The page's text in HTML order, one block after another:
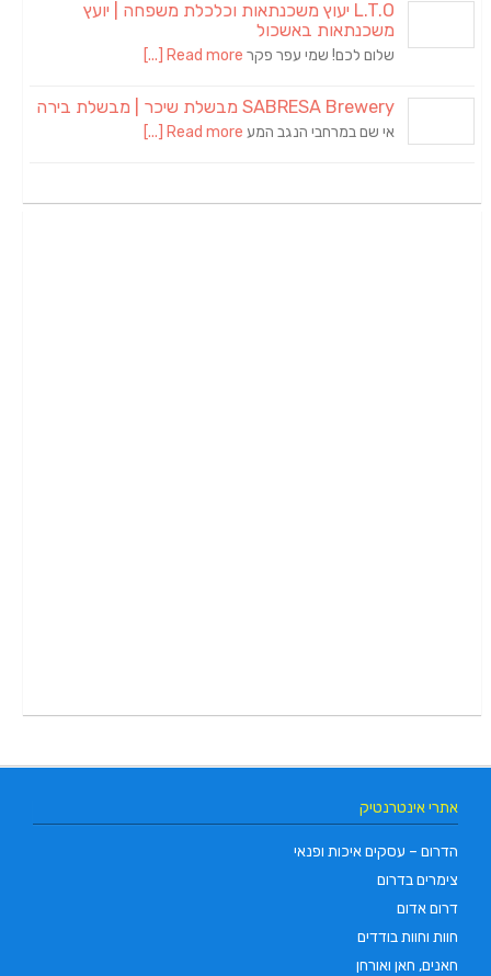
L.T.O יעוץ משכנתאות וכלכלת משפחה | יועץ
משכנתאות באשכול
שלום לכם! שמי עפר פקר Read more [...]
SABRESA Brewery מבשלת שיכר | מבשלת בירה
אי שם במרחבי הנגב המע Read more [...]
אתרי אינטרנטיק
הדרום – עסקים איכות ופנאי
צימרים בדרום
דרום אדום
חוות וחוות בודדים
חאנים, חאן ואורחן